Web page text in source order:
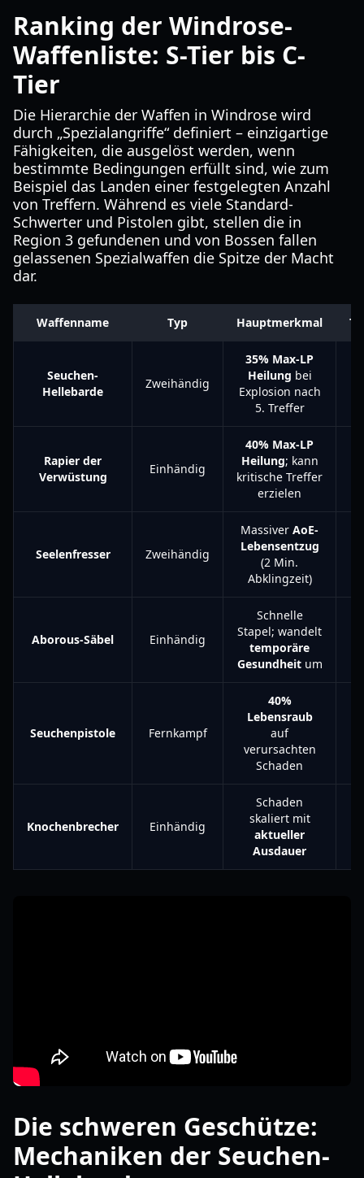
Ranking der Windrose-
Waffenliste: S-Tier bis C-
Tier
Die Hierarchie der Waffen in Windrose wird
durch „Spezialangriffe“ definiert – einzigartige
Fähigkeiten, die ausgelöst werden, wenn
bestimmte Bedingungen erfüllt sind, wie zum
Beispiel das Landen einer festgelegten Anzahl
von Treffern. Während es viele Standard-
Schwerter und Pistolen gibt, stellen die in
Region 3 gefundenen und von Bossen fallen
gelassenen Spezialwaffen die Spitze der Macht
dar.
Waffenname Typ Hauptmerkmal
Seuchen-
Hellebarde
Zweihändig
35% Max-LP
Heilung bei
Explosion nach
5. Treffer
Rapier der
Verwüstung
Einhändig
40% Max-LP
Heilung; kann
kritische Treffer
erzielen
Seelenfresser Zweihändig
Massiver AoE-
Lebensentzug
(2 Min.
Abklingzeit)
Aborous-Säbel Einhändig
Schnelle
Stapel; wandelt
temporäre
Gesundheitum
Seuchenpistole Fernkampf
40%
Lebensraub
auf
verursachten
Schaden
Knochenbrecher Einhändig
Schaden
skaliert mit
aktueller
Ausdauer
Die schweren Geschütze:
Mechaniken der Seuchen-